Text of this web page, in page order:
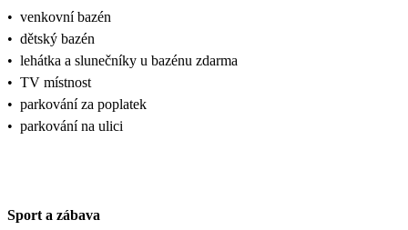
• venkovní bazén
• dětský bazén
• lehátka a slunečníky u bazénu zdarma
• TV místnost
• parkování za poplatek
• parkování na ulici
Sport a zábava